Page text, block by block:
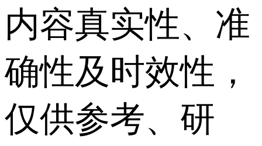
内容真实性、准
确性及时效性，
仅供参考、研